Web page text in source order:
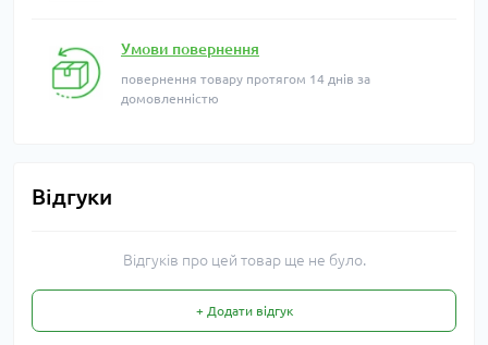
Умови повернення
повернення товару протягом 14 днів за
домовленністю
Відгуки
Відгуків про цей товар ще не було.
+ Додати відгук